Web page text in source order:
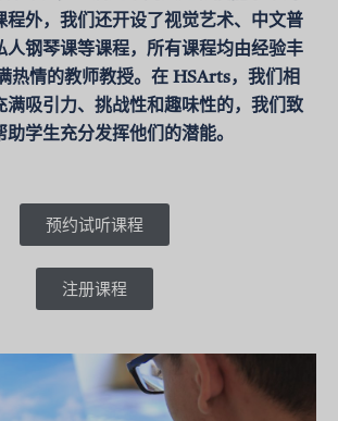
程外，我们还开设了视觉艺术、中文普
人钢琴课等课程，所有课程均由经验丰
热情的教师教授。在 HSArts，我们相
满吸引力、挑战性和趣味性的，我们致
助学生充分发挥他们的潜能。
预约试听课程
注册课程